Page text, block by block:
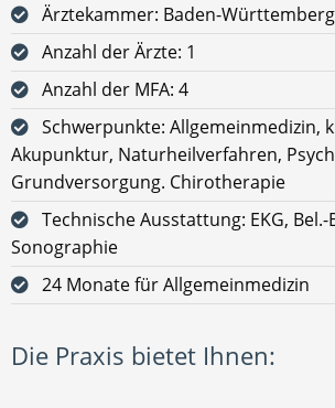
Ärztekammer: Baden-Württemberg
Anzahl der Ärzte: 1
Anzahl der MFA: 4
Schwerpunkte: Allgemeinmedizin,
Akupunktur, Naturheilverfahren,
Grundversorgung. Chirotherapie
Technische Ausstattung: EKG, Bel.-
Sonographie
24 Monate für Allgemeinmedizin
Die Praxis bietet Ihnen: